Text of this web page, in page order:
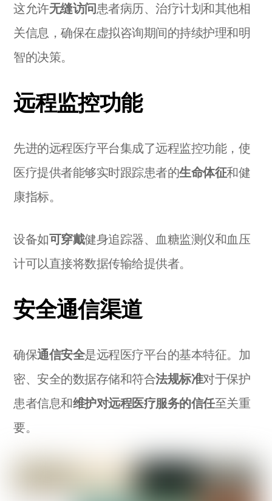
这允许无缝访问患者病历、治疗计划和其他相
关信息，确保在虚拟咨询期间的持续护理和明
智的决策。
远程监控功能
先进的远程医疗平台集成了远程监控功能，使
医疗提供者能够实时跟踪患者的生命体征和健
康指标。
设备如可穿戴健身追踪器、血糖监测仪和血压
计可以直接将数据传输给提供者。
安全通信渠道
确保通信安全是远程医疗平台的基本特征。加
密、安全的数据存储和符合法规标准对于保护
患者信息和维护对远程医疗服务的信任至关重
要。